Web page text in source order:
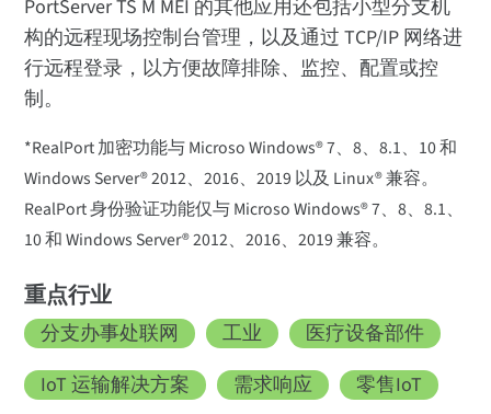
PortServer TS M MEI 的其他应用还包括小型分支机
构的远程现场控制台管理，以及通过 TCP/IP 网络进
行远程登录，以方便故障排除、监控、配置或控
制。
*RealPort 加密功能与 Microso Windows® 7、8、8.1、10 和
Windows Server® 2012、2016、2019 以及 Linux® 兼容。
RealPort 身份验证功能仅与 Microso Windows® 7、8、8.1、
10 和 Windows Server® 2012、2016、2019 兼容。
重点行业
分支办事处联网 工业
医疗设备部件
IoT 运输解决方案
需求响应
零售IoT